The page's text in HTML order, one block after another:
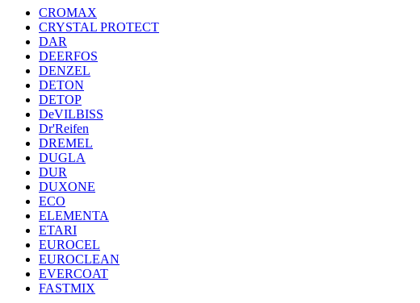
CROMAX
CRYSTAL PROTECT
DAR
DEERFOS
DENZEL
DETON
DETOP
DeVILBISS
Dr'Reifen
DREMEL
DUGLA
DUR
DUXONE
ECO
ELEMENTA
ETARI
EUROCEL
EUROCLEAN
EVERCOAT
FASTMIX